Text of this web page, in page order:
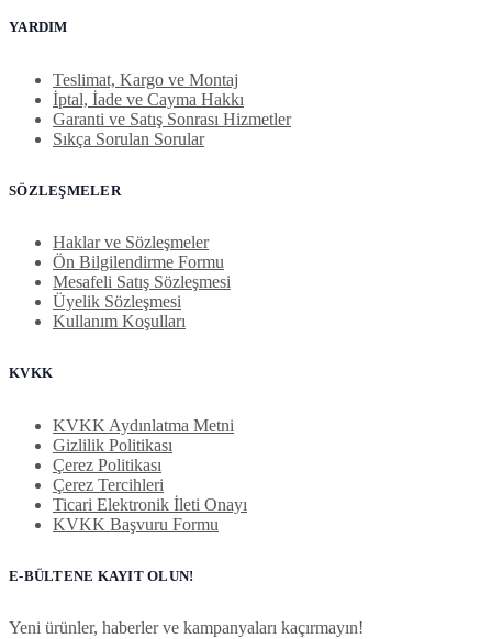
YARDIM
Teslimat, Kargo ve Montaj
İptal, İade ve Cayma Hakkı
Garanti ve Satış Sonrası Hizmetler
Sıkça Sorulan Sorular
SÖZLEŞMELER
Haklar ve Sözleşmeler
Ön Bilgilendirme Formu
Mesafeli Satış Sözleşmesi
Üyelik Sözleşmesi
Kullanım Koşulları
KVKK
KVKK Aydınlatma Metni
Gizlilik Politikası
Çerez Politikası
Çerez Tercihleri
Ticari Elektronik İleti Onayı
KVKK Başvuru Formu
E-BÜLTENE KAYIT OLUN!
Yeni ürünler, haberler ve kampanyaları kaçırmayın!